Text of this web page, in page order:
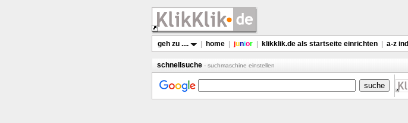
geh zu .... home junior klikklik.de als startseite einrichten a-z
schnellsuche - suchmaschine einstellen